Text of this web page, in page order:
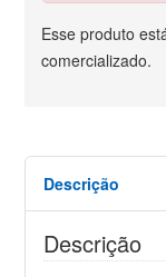
Esse produto
comercializado.
Descrição
Descrição